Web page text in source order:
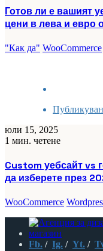
Готов ли е вашият
цени в лева и евро
"Как да" WooCommerce
юли 15, 2025
1 мин. четене
Custom уебсайт vs
да изберете през
WooCommerce
Fb. / Ig. / Yt. /